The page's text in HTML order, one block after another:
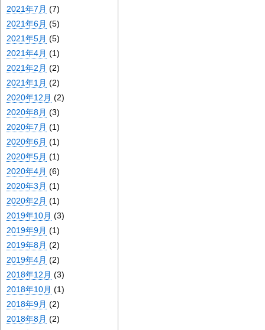
2021年7月 (7)
2021年6月 (5)
2021年5月 (5)
2021年4月 (1)
2021年2月 (2)
2021年1月 (2)
2020年12月 (2)
2020年8月 (3)
2020年7月 (1)
2020年6月 (1)
2020年5月 (1)
2020年4月 (6)
2020年3月 (1)
2020年2月 (1)
2019年10月 (3)
2019年9月 (1)
2019年8月 (2)
2019年4月 (2)
2018年12月 (3)
2018年10月 (1)
2018年9月 (2)
2018年8月 (2)